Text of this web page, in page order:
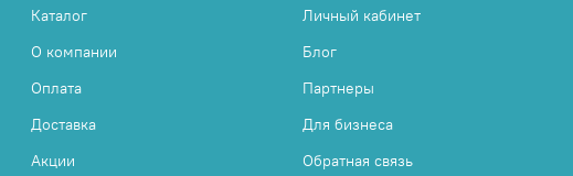
Каталог
О компании
Оплата
Доставка
Акции
Личный кабинет
Блог
Партнеры
Для бизнеса
Обратная связь